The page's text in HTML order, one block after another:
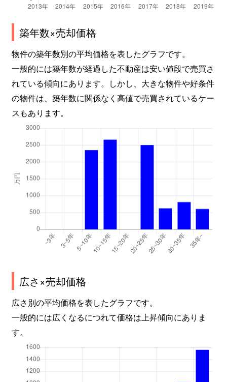
築年数×売却価格
物件の築年数別の平均価格を表したグラフです。
一般的には築年数が経過した不動産は安い値段で売買さ
れている傾向にあります。しかし、大きな物件や好条件
の物件は、築年数に関係なく高値で売買されているケー
スもあります。
広さ×売却価格
広さ別の平均価格を表したグラフです。
一般的には広くなるにつれて価格は上昇傾向にありま
す。